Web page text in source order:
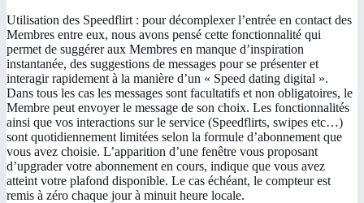
Utilisation des Speedflirt : pour décomplexer l’entrée en contact des
Membres entre eux, nous avons pensé cette fonctionnalité qui
permet de suggérer aux Membres en manque d’inspiration
instantanée, des suggestions de messages pour se présenter et
interagir rapidement à la manière d’un « Speed dating digital ».
Dans tous les cas les messages sont facultatifs et non obligatoires, le
Membre peut envoyer le message de son choix. Les fonctionnalités
ainsi que vos interactions sur le service (Speedflirts, swipes etc…)
sont quotidiennement limitées selon la formule d’abonnement que
vous avez choisie. L’apparition d’une fenêtre vous proposant
d’upgrader votre abonnement en cours, indique que vous avez
atteint votre plafond disponible. Le cas échéant, le compteur est
remis à zéro chaque jour à minuit heure locale.